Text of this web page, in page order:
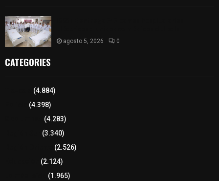
agosto 5, 2026 0
CATEGORIES
(4.884)
(4.398)
(4.283)
(3.340)
(2.526)
(2.124)
(1.965)